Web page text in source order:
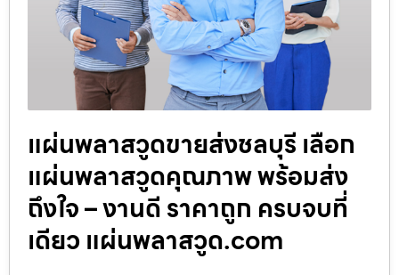
แผ่นพลาสวูดขายส่งชลบุรี เลือก
แผ่นพลาสวูดคุณภาพ พร้อมส่ง
ถึงใจ – งานดี ราคาถูก ครบจบที่
เดียว แผ่นพลาสวูด.com